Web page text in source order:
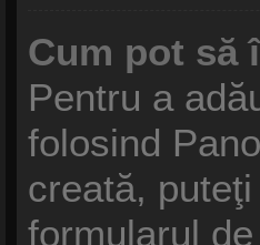
Cum pot să
Pentru a
folosind
creată,
formularul